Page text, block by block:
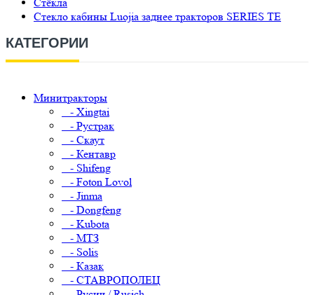
Стекло кабины Luojia заднее тракторов SERIES TE
КАТЕГОРИИ
Минитракторы
- Xingtai
- Рустрак
- Скаут
- Кентавр
- Shifeng
- Foton Lovol
- Jinma
- Dongfeng
- Kubota
- МТЗ
- Solis
- Казак
- СТАВРОПОЛЕЦ